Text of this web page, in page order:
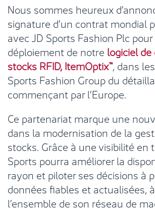
Nous sommes heureux
signature d’un contrat mondial
avec JD Sports Fashion Plc
déploiement de notre logiciel
stocks RFID, ItemOptix™, dans
Sports Fashion Group du
commençant par l’Europe.
Ce partenariat marque une
dans la modernisation de la
stocks. Grâce à une visibilité en
Sports pourra améliorer la
rayon et piloter ses décisions à
données fiables et actualisées,
l’ensemble de son réseau de